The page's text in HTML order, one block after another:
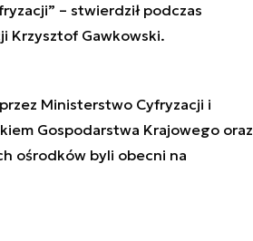
– stwierdził podczas
Krzysztof Gawkowski.
Ministerstwo Cyfryzacji i
Gospodarstwa Krajowego oraz
ośrodków byli obecni na